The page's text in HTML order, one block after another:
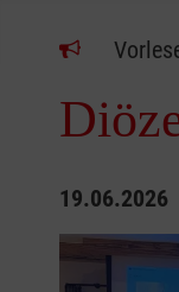
19.06.2026